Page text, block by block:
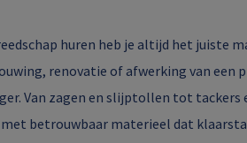
huren heb je altijd het juiste
renovatie of afwerking van een
Van zagen en slijptollen tot
betrouwbaar materieel dat